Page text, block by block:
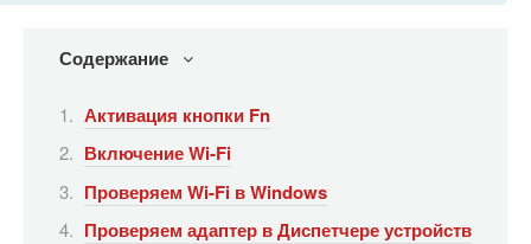
Содержание
Активация кнопки Fn
Включение Wi-Fi
Проверяем Wi-Fi в Windows
Проверяем адаптер в Диспетчере устройств